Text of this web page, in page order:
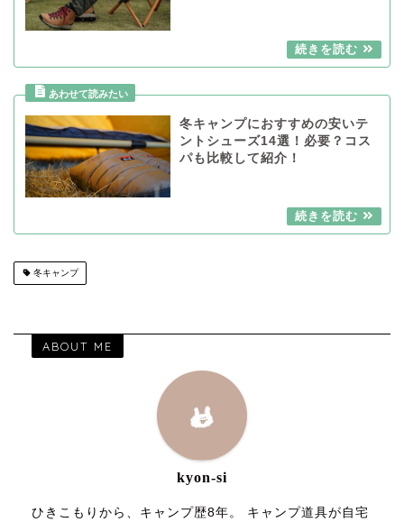
冬キャンプにおすすめの安いテ
ントシューズ14選！必要？コス
パも比較して紹介！
冬キャンプ
ABOUT ME
kyon-si
ひきこもりから、キャンプ歴8年。 キャンプ道具が自宅